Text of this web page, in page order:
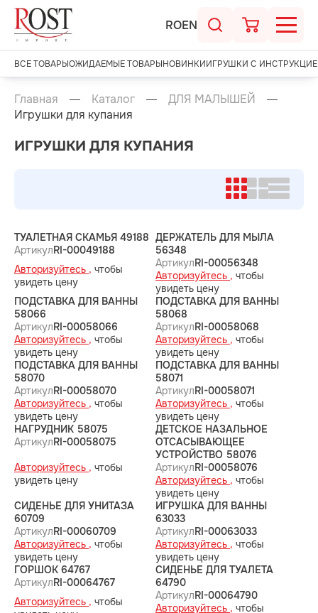
ROEN
ВСЕ ТОВАРЫОЖИДАЕМЫЕ ТОВАРЫНОВИНКИИГРУШКИ С
Главная Каталог
ДЛЯ МАЛЫШЕЙ
Игрушки для купания
ИГРУШКИ ДЛЯ КУПАНИЯ
ТУАЛЕТНАЯ СКАМЬЯ 49188
АртикулRI-00049188
Авторизуйтесь , чтобы
увидеть цену
ДЕРЖАТЕЛЬ ДЛЯ МЫЛА
56348
АртикулRI-00056348
Авторизуйтесь , чтобы
увидеть цену
ПОДСТАВКА ДЛЯ ВАННЫ
58066
АртикулRI-00058066
Авторизуйтесь , чтобы
увидеть цену
ПОДСТАВКА ДЛЯ ВАННЫ
58068
АртикулRI-00058068
Авторизуйтесь , чтобы
увидеть цену
ПОДСТАВКА ДЛЯ ВАННЫ
58070
АртикулRI-00058070
Авторизуйтесь , чтобы
увидеть цену
ПОДСТАВКА ДЛЯ ВАННЫ
58071
АртикулRI-00058071
Авторизуйтесь , чтобы
увидеть цену
НАГРУДНИК 58075
АртикулRI-00058075
Авторизуйтесь , чтобы
увидеть цену
ДЕТСКОЕ НАЗАЛЬНОЕ
ОТСАСЫВАЮЩЕЕ
УСТРОЙСТВО 58076
АртикулRI-00058076
Авторизуйтесь , чтобы
увидеть цену
СИДЕНЬЕ ДЛЯ УНИТАЗА
60709
АртикулRI-00060709
Авторизуйтесь , чтобы
увидеть цену
ИГРУШКА ДЛЯ ВАННЫ
63033
АртикулRI-00063033
Авторизуйтесь , чтобы
увидеть цену
ГОРШОК 64767
АртикулRI-00064767
Авторизуйтесь , чтобы
СИДЕНЬЕ ДЛЯ ТУАЛЕТА
64790
АртикулRI-00064790
Авторизуйтесь , чтобы